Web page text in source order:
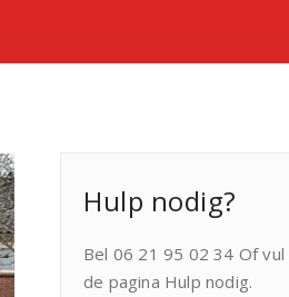
Hulp nodig?
Bel 06 21 95 02 34 Of
de pagina Hulp nodig.